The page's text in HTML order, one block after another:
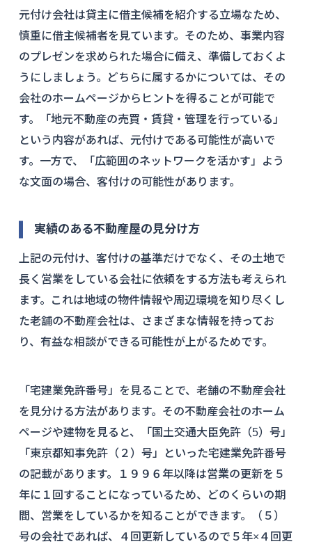
元付け会社は貸主に借主候補を紹介する立場なため、
慎重に借主候補者を見ています。そのため、事業内容
のプレゼンを求められた場合に備え、準備しておくよ
うにしましょう。どちらに属するかについては、その
会社のホームページからヒントを得ることが可能で
す。「地元不動産の売買・賃貸・管理を行っている」
という内容があれば、元付けである可能性が高いで
す。一方で、「広範囲のネットワークを活かす」よう
な文面の場合、客付けの可能性があります。
実績のある不動産屋の見分け方
上記の元付け、客付けの基準だけでなく、その土地で
長く営業をしている会社に依頼をする方法も考えられ
ます。これは地域の物件情報や周辺環境を知り尽くし
た老舗の不動産会社は、さまざまな情報を持ってお
り、有益な相談ができる可能性が上がるためです。
「宅建業免許番号」を見ることで、老舗の不動産会社
を見分ける方法があります。その不動産会社のホーム
ページや建物を見ると、「国土交通大臣免許（5）号」
「東京都知事免許（２）号」といった宅建業免許番号
の記載があります。１９９６年以降は営業の更新を５
年に１回することになっているため、どのくらいの期
間、営業をしているかを知ることができます。（５）
号の会社であれば、４回更新しているので５年×４回更